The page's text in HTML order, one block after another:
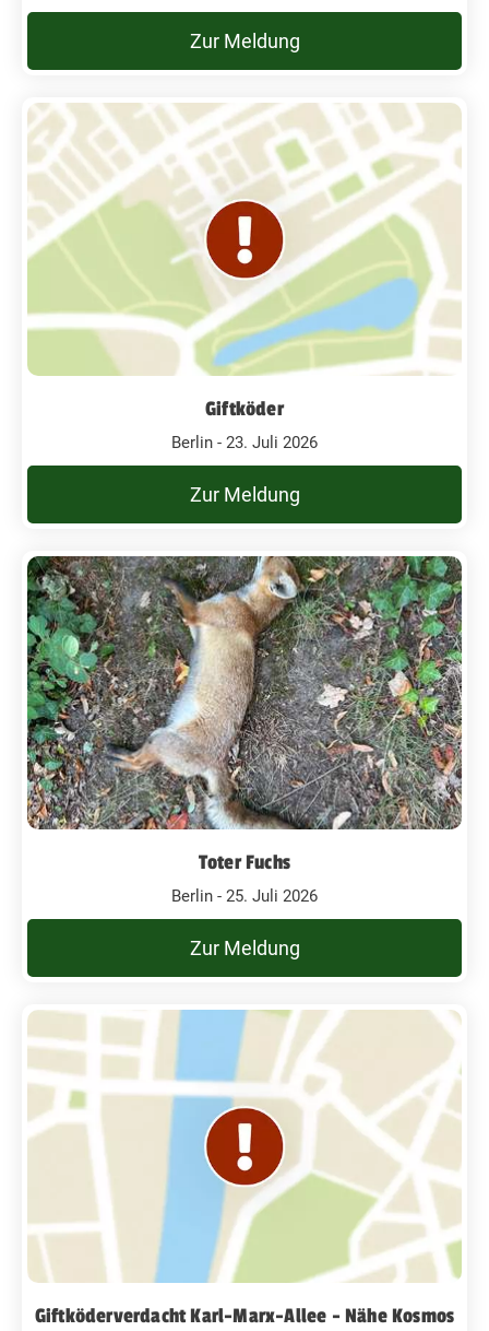
Zur Meldung
Giftköder
Berlin - 23. Juli 2026
Zur Meldung
Toter Fuchs
Berlin - 25. Juli 2026
Zur Meldung
Giftköderverdacht Karl-Marx-Allee - Nähe Kosmos